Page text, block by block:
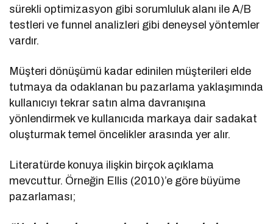
sürekli optimizasyon gibi sorumluluk alanı ile A/B
testleri ve funnel analizleri gibi deneysel yöntemler
vardır.
Müşteri dönüşümü kadar edinilen müşterileri elde
tutmaya da odaklanan bu pazarlama yaklaşımında
kullanıcıyı tekrar satın alma davranışına
yönlendirmek ve kullanıcıda markaya dair sadakat
oluşturmak temel öncelikler arasında yer alır.
Literatürde konuya ilişkin birçok açıklama
mevcuttur. Örneğin Ellis (2010)’e göre büyüme
pazarlaması;